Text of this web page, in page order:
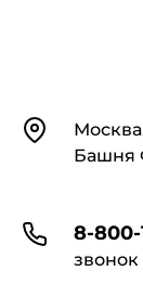
Контакты
Башня
8-